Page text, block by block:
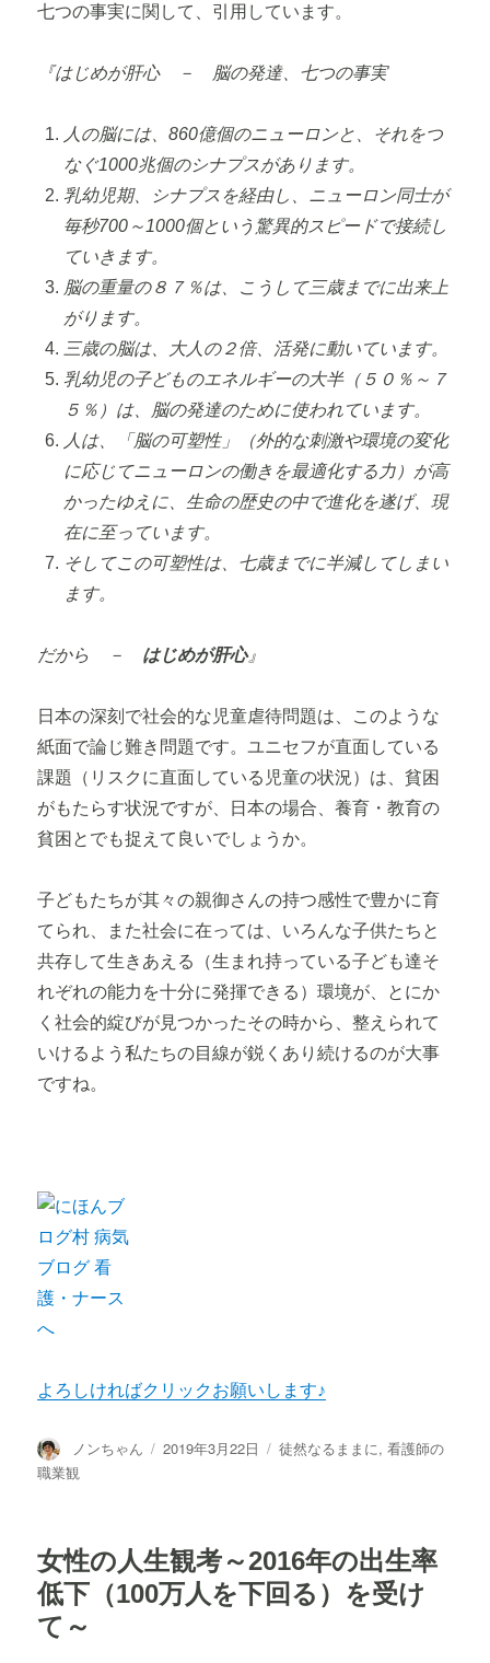
七つの事実に関して、引用しています。
『はじめが肝心 － 脳の発達、七つの事実
人の脳には、860億個のニューロンと、それをつ
なぐ1000兆個のシナプスがあります。
乳幼児期、シナプスを経由し、ニューロン同士が
毎秒700～1000個という驚異的スピードで接続し
ていきます。
脳の重量の８７％は、こうして三歳までに出来上
がります。
三歳の脳は、大人の２倍、活発に動いています。
乳幼児の子どものエネルギーの大半（５０％～７
５％）は、脳の発達のために使われています。
人は、「脳の可塑性」（外的な刺激や環境の変化
に応じてニューロンの働きを最適化する力）が高
かったゆえに、生命の歴史の中で進化を遂げ、現
在に至っています。
そしてこの可塑性は、七歳までに半減してしまい
ます。
だから － はじめが肝心』
日本の深刻で社会的な児童虐待問題は、このような
紙面で論じ難き問題です。ユニセフが直面している
課題（リスクに直面している児童の状況）は、貧困
がもたらす状況ですが、日本の場合、養育・教育の
貧困とでも捉えて良いでしょうか。
子どもたちが其々の親御さんの持つ感性で豊かに育
てられ、また社会に在っては、いろんな子供たちと
共存して生きあえる（生まれ持っている子ども達そ
れぞれの能力を十分に発揮できる）環境が、とにか
く社会的綻びが見つかったその時から、整えられて
いけるよう私たちの目線が鋭くあり続けるのが大事
ですね。
よろしければクリックお願いします♪
投
稿
ノンちゃん
投
2019年3月22日
カ
徒然なるままに,看護師の
職業観
女性の人生観考～2016年の出生率
低下（100万人を下回る）を受け
て～